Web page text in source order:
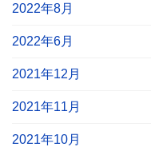
2022年8月
2022年6月
2021年12月
2021年11月
2021年10月